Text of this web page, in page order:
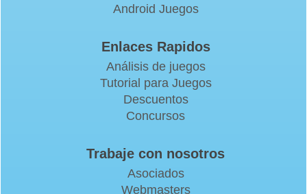
Android Juegos
Enlaces Rapidos
Análisis de juegos
Tutorial para Juegos
Descuentos
Concursos
Trabaje con nosotros
Asociados
Webmasters